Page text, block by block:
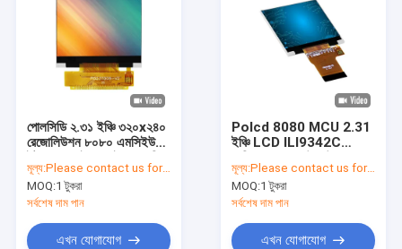
পোলসিডি ২.৩১ ইঞ্চি ৩২০x২৪০
রেজোলিউশন ৮০৮০ এমসিইউ
রঙিন এলসিডি ডিসপ্লে মডিউল
মূল্য:Please contact us for latest price
MOQ:1 টুকরা
সর্বশেষ দাম পান
এখন যোগাযোগ
Polcd 8080 MCU 2.31
ইঞ্চি LCD ILI9342C
LCD ডিসপ্লে
মূল্য:Please contact us for latest price
MOQ:1 টুকরা
সর্বশেষ দাম পান
এখন যোগাযোগ